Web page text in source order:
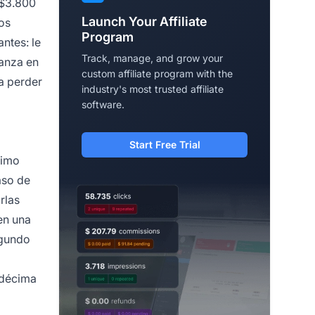
le
en
perder
de
una
Launch Your Affiliate
Program
Track, manage, and grow your
custom affiliate program with the
industry's most trusted affiliate
software.
Start Free Trial